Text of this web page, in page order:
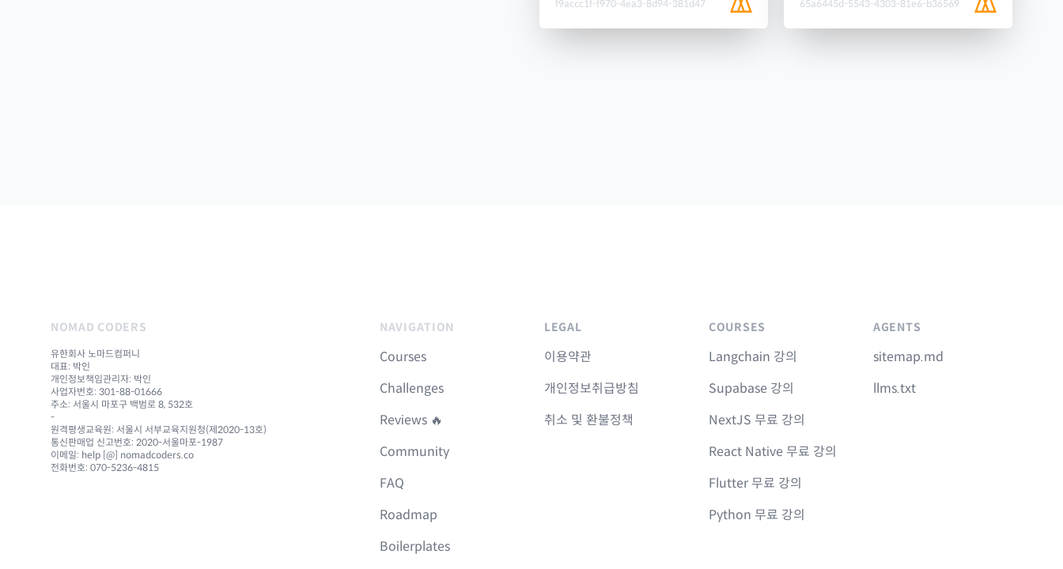
f9accc1f-f970-4ea3-8d94-381d47 65a6445d-5543-4303-81e6-b36569
NOMAD CODERS
유한회사 노마드컴퍼니
대표: 박인
개인정보책임관리자: 박인
사업자번호: 301-88-01666
주소: 서울시 마포구 백범로 8, 532호
-
원격평생교육원: 서울시 서부교육지원청(제2020-13호)
통신판매업 신고번호: 2020-서울마포-1987
이메일: help [@] nomadcoders.co
전화번호: 070-5236-4815
NAVIGATION
Courses
Challenges
Reviews 🔥
Community
FAQ
Roadmap
Boilerplates
LEGAL
이용약관
개인정보취급방침
취소 및 환불정책
COURSES
Langchain 강의
Supabase 강의
NextJS 무료 강의
React Native 무료 강의
Flutter 무료 강의
Python 무료 강의
AGENTS
sitemap.md
llms.txt